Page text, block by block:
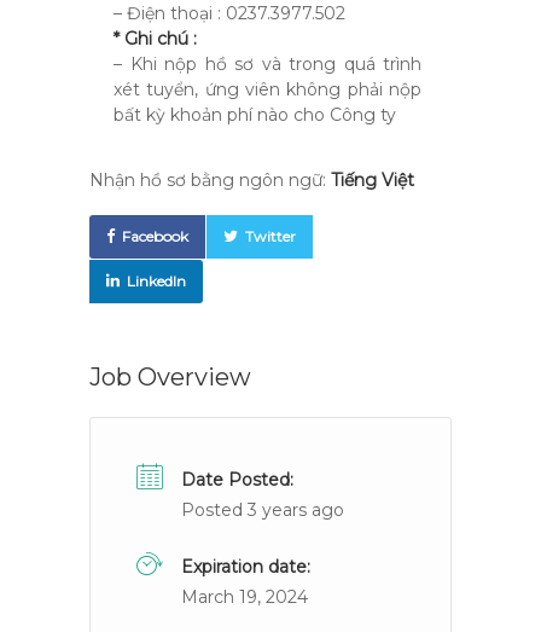
– Điện thoại : 0237.3977.502
* Ghi chú :
– Khi nộp hồ sơ và trong quá trình
xét tuyển, ứng viên không phải nộp
bất kỳ khoản phí nào cho Công ty
Nhận hồ sơ bằng ngôn ngữ: Tiếng Việt
Facebook Twitter
LinkedIn
Job Overview
Date Posted:
Posted 3 years ago
Expiration date:
March 19, 2024